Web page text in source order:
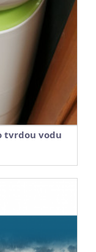
tvrdou vodu